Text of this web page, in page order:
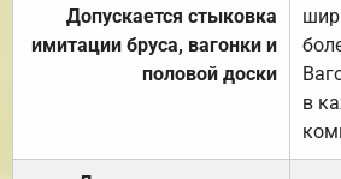
Допускается стыковка
имитации бруса, вагонки и
половой доски
в